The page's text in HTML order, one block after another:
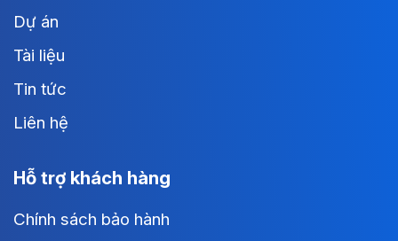
Dự án
Tài liệu
Tin tức
Liên hệ
Hỗ trợ khách hàng
Chính sách bảo hành